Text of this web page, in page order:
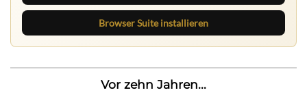
Browser Suite installieren
Vor zehn Jahren...